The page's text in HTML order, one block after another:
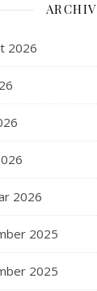
ARCHIV
2026
2026
2025
2025